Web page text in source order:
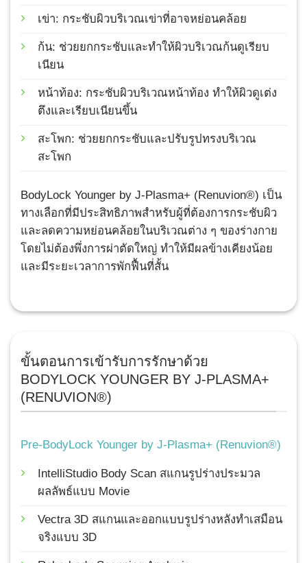
เข่า: กระชับผิวบริเวณเข่าที่อาจหย่อนคล้อย
ก้น: ช่วยยกกระชับและทำให้ผิวบริเวณก้นดูเรียบ
เนียน
หน้าท้อง: กระชับผิวบริเวณหน้าท้อง ทำให้ผิวดูเต่ง
ตึงและเรียบเนียนขึ้น
สะโพก: ช่วยยกกระชับและปรับรูปทรงบริเวณ
สะโพก
BodyLock Younger by J-Plasma+ (Renuvion®) เป็น
ทางเลือกที่มีประสิทธิภาพสำหรับผู้ที่ต้องการกระชับผิว
และลดความหย่อนคล้อยในบริเวณต่าง ๆ ของร่างกาย
โดยไม่ต้องพึ่งการผ่าตัดใหญ่ ทำให้มีผลข้างเคียงน้อย
และมีระยะเวลาการพักฟื้นที่สั้น
ขั้นตอนการเข้ารับการรักษาด้วย
BODYLOCK YOUNGER BY J-PLASMA+
(RENUVION®)
Pre-BodyLock Younger by J-Plasma+ (Renuvion®)
IntelliStudio Body Scan สแกนรูปร่างประมวล
ผลลัพธ์แบบ Movie
Vectra 3D สแกนและออกแบบรูปร่างหลังทำเสมือน
จริงแบบ 3D